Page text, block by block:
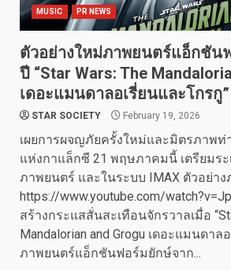
MUSIC PR NEWS
ตัวอย่างใหม่ภาพยนตร์แอ็กชัน
ปี “Star Wars: The
เดอะแมนดาลอเรี่ยนและโกรกู”
STAR SOCIETY February 19, 2026
เผยการผจญภัยครั้งใหม่และมิตรภาพ
แห่งกาแล็กซี 21 พฤษภาคมนี้ เตรียมร
ภาพยนตร์ และในระบบ IMAX ตัวอย่าง
https://www.youtube.com/
สร้างกระแสสั่นสะเทือนจักรวาลเมื่อ
Mandalorian and Grogu เดอะแมนดาล
ภาพยนตร์แอ็กชันฟอร์มยักษ์จาก...